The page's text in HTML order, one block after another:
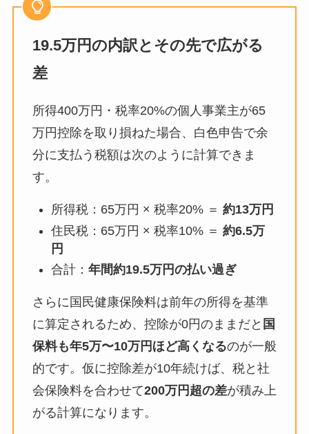
19.5万円の内訳とその先で広がる
差
所得400万円・税率20%の個人事業主が65
万円控除を取り損ねた場合、白色申告で余
分に支払う税額は次のように計算できま
す。
所得税：65万円 × 税率20% ＝ 約13万円
住民税：65万円 × 税率10% ＝ 約6.5万
円
合計： 年間約19.5万円の払い過ぎ
さらに国民健康保険料は前年の所得を基準
に算定されるため、控除が0円のままだと 国
保料も年5万〜10万円ほど高くなるのが一般
的です。仮に控除差が10年続けば、税と社
会保険料を合わせて200万円超の差が積み上
がる計算になります。